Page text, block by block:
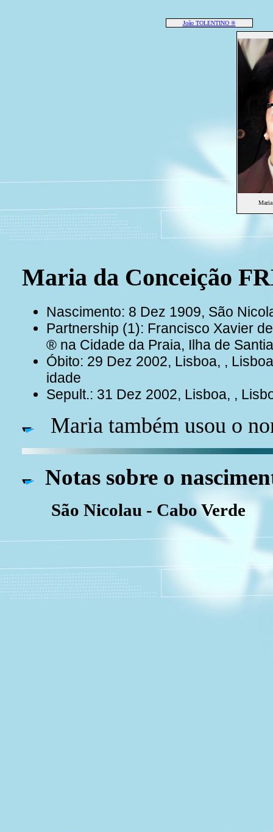
João TOLENTINO ®
Maria da Conceição
Nascimento: 8 Dez 1909, São
Partnership (1): Francisco Xavier
® na Cidade da Praia, Ilha de
Óbito: 29 Dez 2002, Lisboa, ,
idade
Sepult.: 31 Dez 2002, Lisboa, ,
Maria também usou o
Notas sobre o
São Nicolau - Cabo Verde